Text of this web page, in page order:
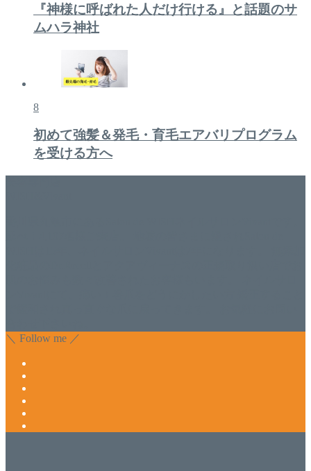
『神様に呼ばれた人だけ行ける』と話題のサ
ムハラ神社
8
初めて強髪＆発毛・育毛エアバリプログラム
を受ける方へ
＼ Follow me ／